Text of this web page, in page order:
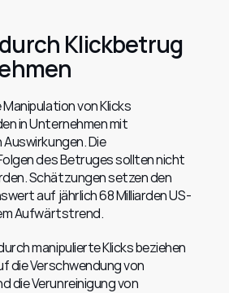
Klickbetrug
von Klicks
in Unternehmen mit
Die
des Betruges sollten nicht
Schätzungen setzen den
auf jährlich 68 Milliarden US-
Aufwärtstrend.
manipulierte Klicks beziehen
die Verschwendung von
die Verunreinigung von